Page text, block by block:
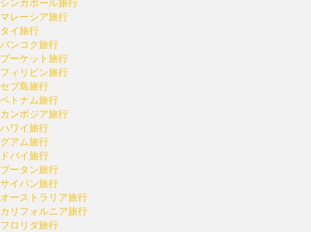
マレーシア旅行
タイ旅行
バンコク旅行
プーケット旅行
フィリピン旅行
セブ島旅行
ベトナム旅行
カンボジア旅行
ハワイ旅行
グアム旅行
ドバイ旅行
ブータン旅行
サイパン旅行
オーストラリア旅行
カリフォルニア旅行
フロリダ旅行